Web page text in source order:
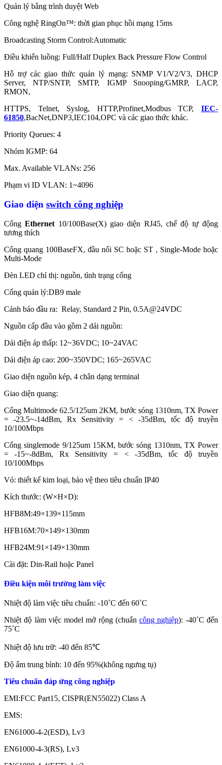
Quản lý bằng trình duyệt Web
Công nghệ RingOn™: thời gian phục hồi mạng 15ms
Broadcasting Storm Control:Automatic
Điều khiển luồng: Full/Half Duplex Back Pressure Flow Control
Hỗ trợ các giao thức quản lý mạng: SNMP V1/V2/V3, DHCP
Server, NTP/SNTP, SMTP, IGMP Snooping/GMRP, LACP,
RMON,
HTTPS, Telnet, Syslog, HTTP,Profinet,Modbus TCP, IEC-
61850,BacNet,DNP3,IEC104,OPC và các giao thức khác.
Priority Queues: 4
Nhóm IGMP: 64
Max. Available VLANs: 256
Phạm vi ID VLAN: 1~4096
Giao diện switch công nghiệp
Cổng Ethernet 10/100Base(X) giao diện RJ45, chế độ tự động
tương thích
Cổng quang 100BaseFX, đầu nối SC hoặc ST , Single-Mode hoặc
Multi-Mode
Đèn LED chỉ thị: nguồn, tình trạng cổng
Cổng quản lý:DB9 male
Cảnh báo đầu ra: Relay, Standard 2 Pin, 0.5A@24VDC
Nguồn cấp đầu vào gồm 2 dải nguồn:
Dải điện áp thấp: 12~36VDC; 10~24VAC
Dải điện áp cao: 200~350VDC; 165~265VAC
Giao diện nguồn kép, 4 chân dạng terminal
Giao diện quang:
Cổng Multimode 62.5/125um 2KM, bước sóng 1310nm, TX Power
= -23.5~-14dBm, Rx Sensitivity = < -35dBm, tốc độ truyền
10/100Mbps
Cổng singlemode 9/125um 15KM, bước sóng 1310nm, TX Power
= -15~-8dBm, Rx Sensitivity = < -35dBm, tốc độ truyền
10/100Mbps
Vỏ: thiết kế kim loại, bảo vệ theo tiêu chuẩn IP40
Kích thước: (W×H×D):
HFB8M:49×139×115mm
HFB16M:70×149×130mm
HFB24M:91×149×130mm
Cài đặt: Din-Rail hoặc Panel
Điều kiện môi trường làm việc
Nhiệt độ làm việc tiêu chuẩn: -10˚C đến 60˚C
Nhiệt độ làm việc model mở rộng (chuẩncông nghiệp): -40˚C đến
75˚C
Nhiệt độ lưu trữ: -40 đến 85℃
Độ ẩm trung bình: 10 đến 95%(không ngưng tụ)
Tiêu chuẩn đáp ứng công nghiệp
EMI:FCC Part15, CISPR(EN55022) Class A
EMS:
EN61000-4-2(ESD), Lv3
EN61000-4-3(RS), Lv3